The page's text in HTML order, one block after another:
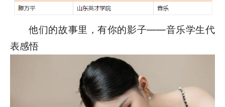
他们的故事里，有你的影子——音乐学生代
表感悟